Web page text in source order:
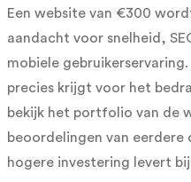
Een website van €300
aandacht voor snelheid,
mobiele
precies krijgt voor het
bekijk het portfolio van de
beoordelingen van eerdere
hogere investering levert